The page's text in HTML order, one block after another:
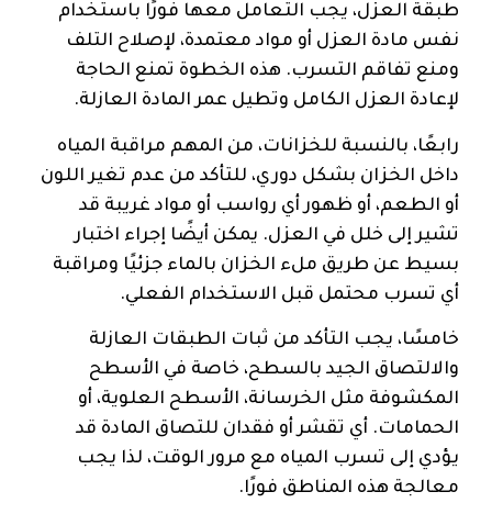
طبقة العزل، يجب التعامل معها فورًا باستخدام
نفس مادة العزل أو مواد معتمدة، لإصلاح التلف
ومنع تفاقم التسرب. هذه الخطوة تمنع الحاجة
لإعادة العزل الكامل وتطيل عمر المادة العازلة.
رابعًا، بالنسبة للخزانات، من المهم مراقبة المياه
داخل الخزان بشكل دوري، للتأكد من عدم تغير اللون
أو الطعم، أو ظهور أي رواسب أو مواد غريبة قد
تشير إلى خلل في العزل. يمكن أيضًا إجراء اختبار
بسيط عن طريق ملء الخزان بالماء جزئيًا ومراقبة
أي تسرب محتمل قبل الاستخدام الفعلي.
خامسًا، يجب التأكد من ثبات الطبقات العازلة
والالتصاق الجيد بالسطح، خاصة في الأسطح
المكشوفة مثل الخرسانة، الأسطح العلوية، أو
الحمامات. أي تقشر أو فقدان للتصاق المادة قد
يؤدي إلى تسرب المياه مع مرور الوقت، لذا يجب
معالجة هذه المناطق فورًا.